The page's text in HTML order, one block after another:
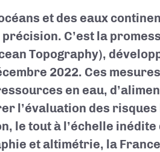
et des eaux
C’est la
Topography),
2022. Ces
en eau,
l’évaluation des risques
le tout à l’échelle inédite
et altimétrie, la